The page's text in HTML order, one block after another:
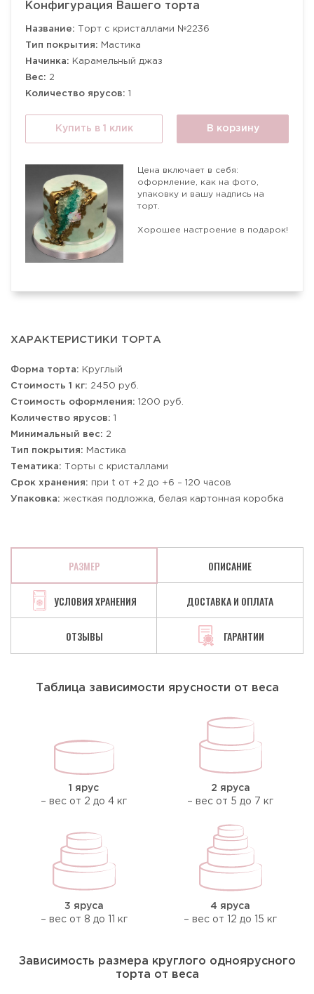
Конфигурация Вашего торта
Название: Торт с кристаллами №2236
Тип покрытия: Мастика
Начинка: Карамельный джаз
Вес: 2
Количество ярусов: 1
Купить в 1 клик В корзину
Цена включает в себя:
оформление, как на фото,
упаковку и вашу надпись на
торт.
Хорошее настроение в подарок!
ХАРАКТЕРИСТИКИ ТОРТА
Форма торта: Круглый
Стоимость 1 кг: 2450 руб.
Стоимость оформления: 1200 руб.
Количество ярусов: 1
Минимальный вес: 2
Тип покрытия: Мастика
Тематика: Торты с кристаллами
Срок хранения: при t от +2 до +6 – 120 часов
Упаковка: жесткая подложка, белая картонная коробка
РАЗМЕР ОПИСАНИЕ
УСЛОВИЯ ХРАНЕНИЯ ДОСТАВКА И ОПЛАТА
ОТЗЫВЫ ГАРАНТИИ
Таблица зависимости ярусности от веса
1 ярус
– вес от 2 до 4 кг
2 яруса
– вес от 5 до 7 кг
3 яруса
– вес от 8 до 11 кг
4 яруса
– вес от 12 до 15 кг
Зависимость размера круглого одноярусного
торта от веса